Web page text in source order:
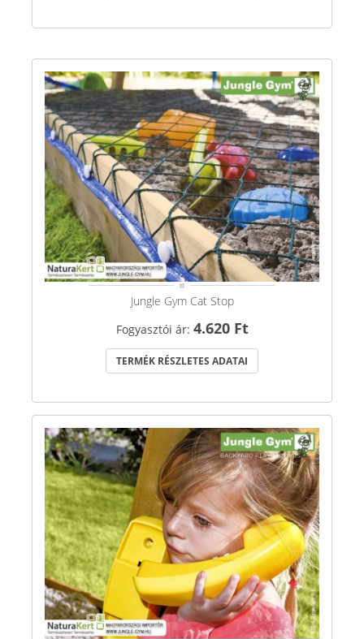
Jungle Gym Cat Stop
Fogyasztói ár: 4.620 Ft
TERMÉK RÉSZLETES ADATAI